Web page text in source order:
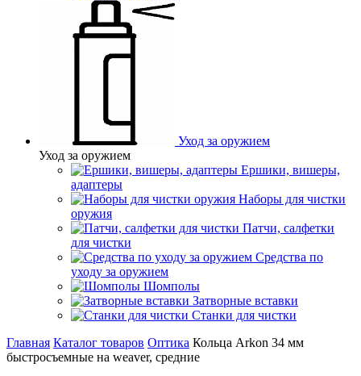
Уход за оружием
Уход за оружием
Ершики, вишеры,
адаптеры
Наборы для чистки
оружия
Патчи, салфетки
для чистки
Средства по
уходу за оружием
Шомполы
Затворные вставки
Станки для чистки
Главная Каталог товаров Оптика Кольца Arkon 34 мм
быстросъемные на weaver, средние